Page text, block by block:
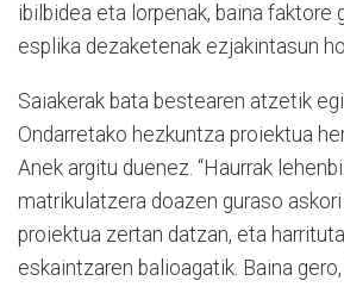
ibilbidea eta lorpenak, baina faktore
esplika dezaketenak ezjakintasun
Saiakerak bata bestearen atzetik
Ondarretako hezkuntza proiektua
Anek argitu duenez. “Haurrak
matrikulatzera doazen guraso
proiektua zertan datzan, eta
eskaintzaren balioagatik. Baina